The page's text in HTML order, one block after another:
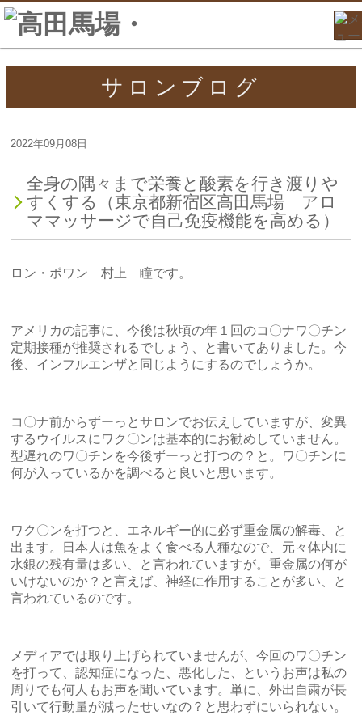
サロンブログ
2022年09月08日
全身の隅々まで栄養と酸素を行き渡りや
すくする（東京都新宿区高田馬場 アロ
ママッサージで自己免疫機能を高める）
ロン・ポワン 村上 瞳です。
アメリカの記事に、今後は秋頃の年１回のコ〇ナワ〇チン
定期接種が推奨されるでしょう、と書いてありました。今
後、インフルエンザと同じようにするのでしょうか。
コ〇ナ前からずーっとサロンでお伝えしていますが、変異
するウイルスにワク〇ンは基本的にお勧めしていません。
型遅れのワ〇チンを今後ずーっと打つの？と。ワ〇チンに
何が入っているかを調べると良いと思います。
ワク〇ンを打つと、エネルギー的に必ず重金属の解毒、と
出ます。日本人は魚をよく食べる人種なので、元々体内に
水銀の残有量は多い、と言われていますが。重金属の何が
いけないのか？と言えば、神経に作用することが多い、と
言われているのです。
メディアでは取り上げられていませんが、今回のワ〇チン
を打って、認知症になった、悪化した、というお声は私の
周りでも何人もお声を聞いています。単に、外出自粛が長
引いて行動量が減ったせいなの？と思わずにいられない。